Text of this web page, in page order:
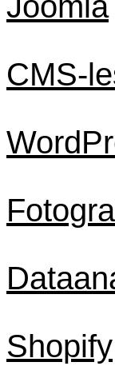
CMS-
Shopify